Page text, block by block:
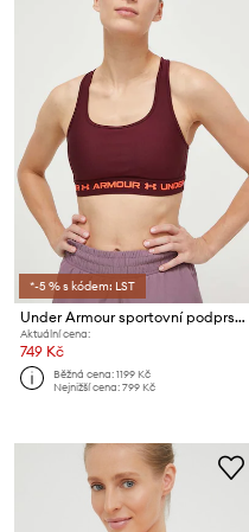
*-5 % s kódem: LST
Under Armour sportovní podprsenka UA Crossback
Aktuální cena:
749 Kč
Běžná cena:1199 Kč
Nejnižší cena:799 Kč